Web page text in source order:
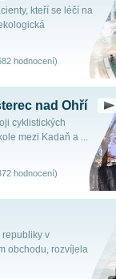
kteří se léčí na
hodnocení)
nad Ohří
cyklistických
mezi Kadaň a ...
hodnocení)
republiky v
obchodu, rozvíjela